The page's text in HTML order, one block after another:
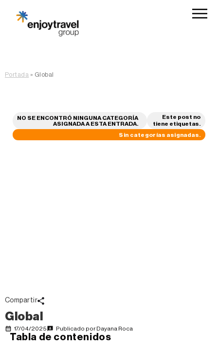
Portada » Global
NO SE ENCONTRÓ NINGUNA CATEGORÍA
ASIGNADA A ESTA ENTRADA.
Este post no
tiene etiquetas.
Sin categorías asignadas.
Global
Compartir
17/04/2025 Publicado porDayana Roca
Tabla de contenidos